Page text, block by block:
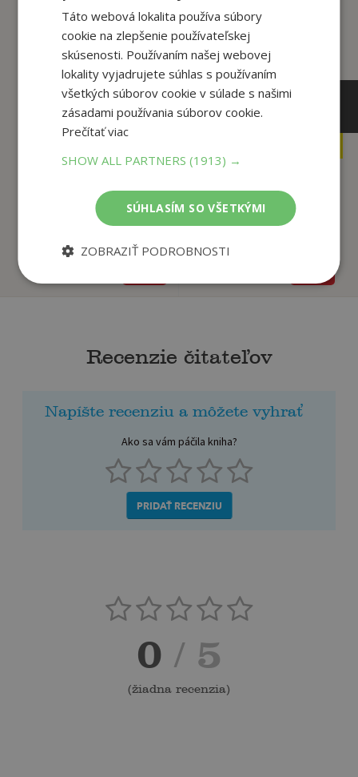
tento titul si tiež kúpili
14,99€
Audiokniha Šlabikár
šťastia 4. Strach...
Na sklade
Audiokniha Šlabikár
šťastia 5. Psychi...
Recenzie čitateľov
Napíšte recenziu a môžete vyhrať
Ako sa vám páčila kniha?
PRIDAŤ RECENZIU
0 / 5
(žiadna recenzia)
Táto webová lokalita používa súbory
cookie na zlepšenie používateľskej
skúsenosti. Používaním našej webovej
lokality vyjadrujete súhlas s používaním
všetkých súborov cookie v súlade s našimi
zásadami používania súborov cookie.
Prečítať viac
SHOW ALL PARTNERS(1913) →
SÚHLASÍM SO VŠETKÝMI
ZOBRAZIŤ PODROBNOSTI